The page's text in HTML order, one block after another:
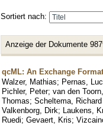
Sortiert nach:
Anzeige der Dokumente
qcML: An Exchange
Walzer, Mathias; Pernas,
Pichler, Peter; van den
Thomas; Scheltema,
Valkenborg, Dirk; Laukens,
Ruedi; Gevaert, Kris;